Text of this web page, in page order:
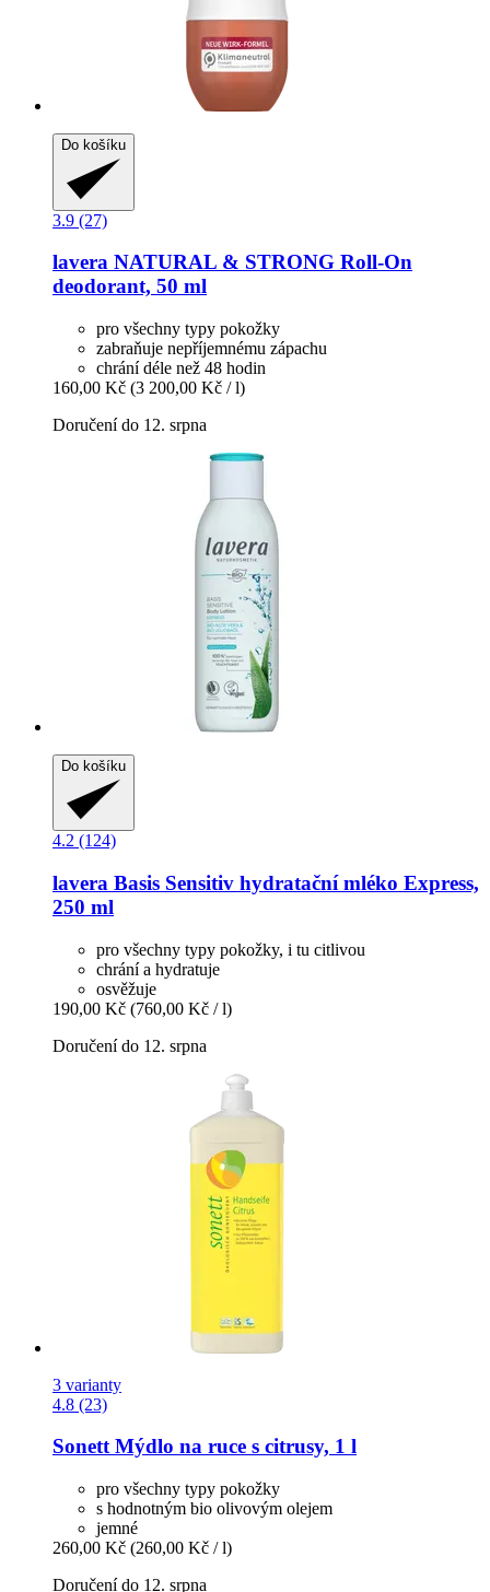
Do košíku
3.9 (27)
lavera NATURAL & STRONG Roll-​On
deodorant, 50 ml
pro všechny typy pokožky
zabraňuje nepříjemnému zápachu
chrání déle než 48 hodin
160,00 Kč (3 200,00 Kč / l)
Doručení do 12. srpna
Do košíku
4.2 (124)
lavera Basis Sensitiv hydratační mléko Express,
250 ml
pro všechny typy pokožky, i tu citlivou
chrání a hydratuje
osvěžuje
190,00 Kč (760,00 Kč / l)
Doručení do 12. srpna
3 varianty
4.8 (23)
SonettMýdlo na ruce s citrusy, 1 l
pro všechny typy pokožky
s hodnotným bio olivovým olejem
jemné
260,00 Kč (260,00 Kč / l)
Doručení do 12. srpna